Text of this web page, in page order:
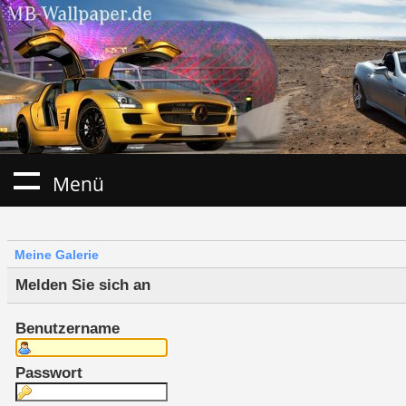
Menü
Meine Galerie
Melden Sie sich an
Benutzername
Passwort